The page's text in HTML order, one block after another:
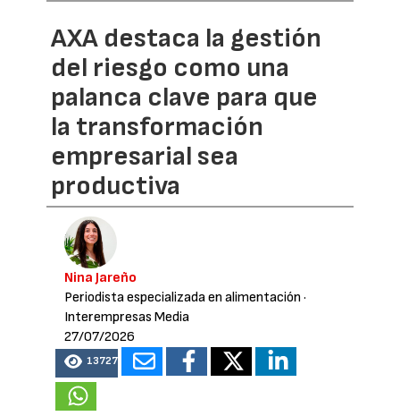
AXA destaca la gestión
del riesgo como una
palanca clave para que
la transformación
empresarial sea
productiva
Nina Jareño
Periodista especializada en alimentación ·
Interempresas Media
27/07/2026
13727